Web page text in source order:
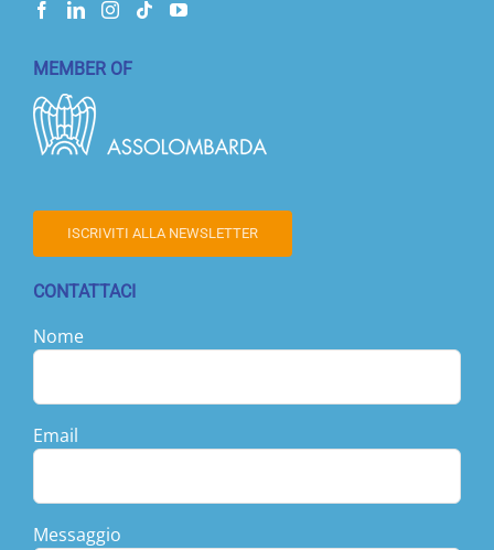
MEMBER OF
ISCRIVITI ALLA NEWSLETTER
CONTATTACI
Nome
Email
Messaggio